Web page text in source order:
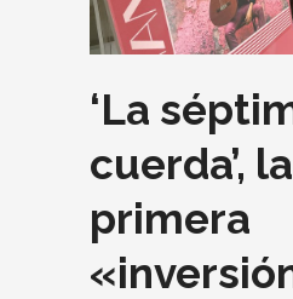
‘La
cuerda’, la
primera